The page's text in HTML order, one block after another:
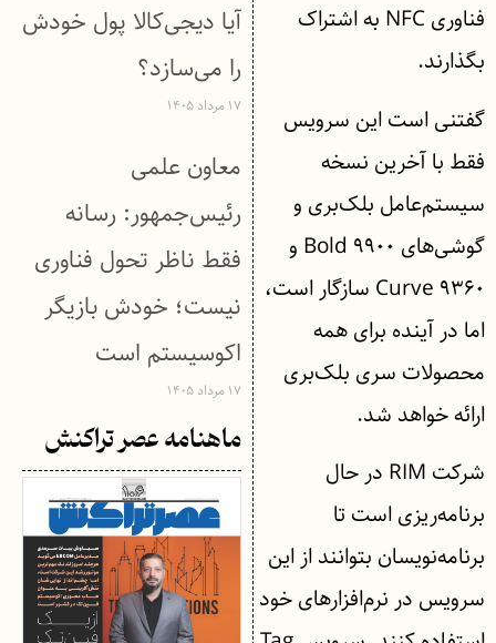
فناوری NFC به اشتراک
بگذارند.
گفتنی است این سرویس
فقط با آخرین نسخه
سیستم‌عامل بلک‌بری و
گوشی‌های Bold ۹۹۰۰ و
Curve ۹۳۶۰ سازگار است،
اما در آینده برای همه
محصولات سری بلک‌بری
ارائه خواهد شد.
شرکت RIM در حال
برنامه‌ریزی است تا
برنامه‌نویسان بتوانند از این
سرویس در نرم‌افزارهای خود
آیا دیجی‌کالا پول خودش
را می‌سازد؟
۱۷ مرداد ۱۴۰۵
معاون علمی
رئیس‌جمهور: رسانه
فقط ناظر تحول فناوری
نیست؛ خودش بازیگر
اکوسیستم است
۱۷ مرداد ۱۴۰۵
ماهنامه عصر تراکنش